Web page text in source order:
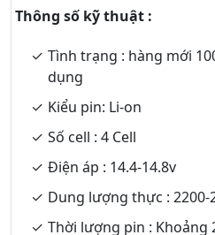
Thông số kỹ thuật :
Tình trạng : hàng mới
dụng
Kiểu pin: Li-on
Số cell : 4 Cell
Điện áp : 14.4-14.8v
Dung lượng thực : 2200-
Thời lượng pin : Khoảng